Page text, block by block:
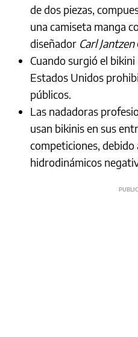
de dos piezas,
una camiseta manga
diseñador Carl Jantzen
Cuando surgió el
Estados Unidos
públicos.
Las nadadoras
usan bikinis en sus
competiciones,
hidrodinámicos